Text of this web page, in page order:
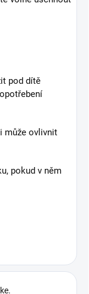
pod dítě
může ovlivnit
pokud v něm